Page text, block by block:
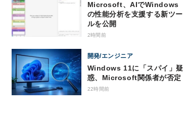
Microsoft、AIでWindows
の性能分析を支援する新ツー
ルを公開
2時間前
開発/エンジニア
Windows 11に「スパイ」疑
惑、Microsoft関係者が否定
22時間前